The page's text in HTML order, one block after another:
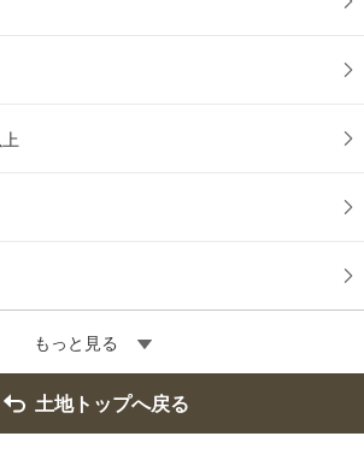
もっと見る
土地トップへ戻る